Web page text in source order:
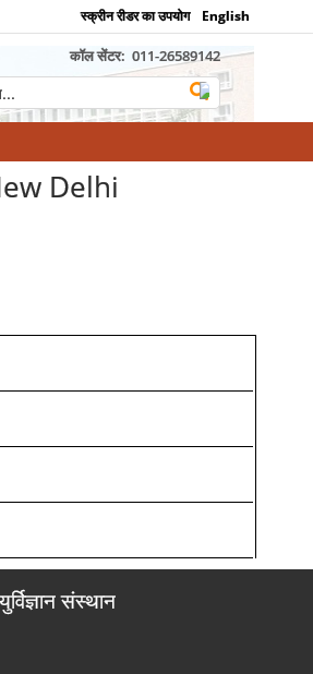
स्क्रीन रीडर का उपयोग English
कॉल सेंटर: 011-26589142
Delhi
संस्थान